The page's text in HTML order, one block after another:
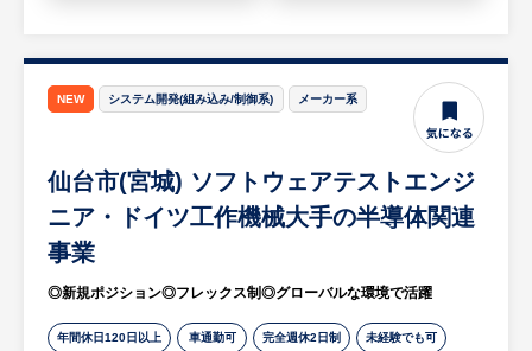
▼具体的には…
・クライアントとの打ち合せ
・社内（営業、プランナー、デザイナー）と
・施工協力会社への施工説明、工事監理
・現場確認、工場検品、各種検査立会い
・緑化フェア
・秋保G7
NEW システム開発(組み込み/制御系) メーカー系
仙台市(宮城) ソフトウェアテストエンジ
ニア・ドイツ工作機械大手の半導体関連
事業
◎新規ポジション◎フレックス制◎グローバルな環境で活躍
年間休日120日以上 車通勤可 完全週休2日制 未経験でも可